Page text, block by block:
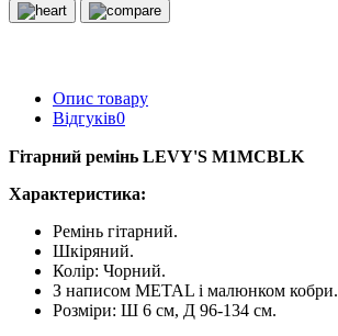
Опис товару
Відгуків0
Гітарний ремінь LEVY'S M1MCBLK
Характеристика:
Ремінь гітарний.
Шкіряний.
Колір: Чорний.
З написом METAL і малюнком кобри.
Розміри: Ш 6 см, Д 96-134 см.